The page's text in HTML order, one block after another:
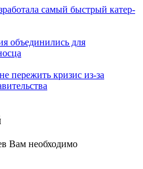
самый быстрый катер-
объединились для
пережить кризис из-за
Вам необходимо